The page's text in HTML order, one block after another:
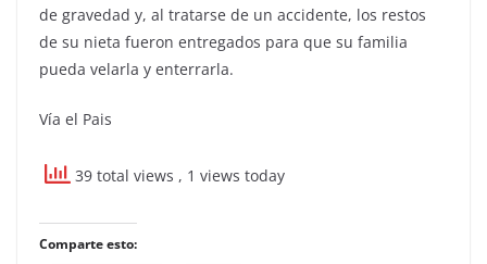
de gravedad y, al tratarse de un accidente, los restos
de su nieta fueron entregados para que su familia
pueda velarla y enterrarla.
Vía el Pais
39 total views , 1 views today
Comparte esto: